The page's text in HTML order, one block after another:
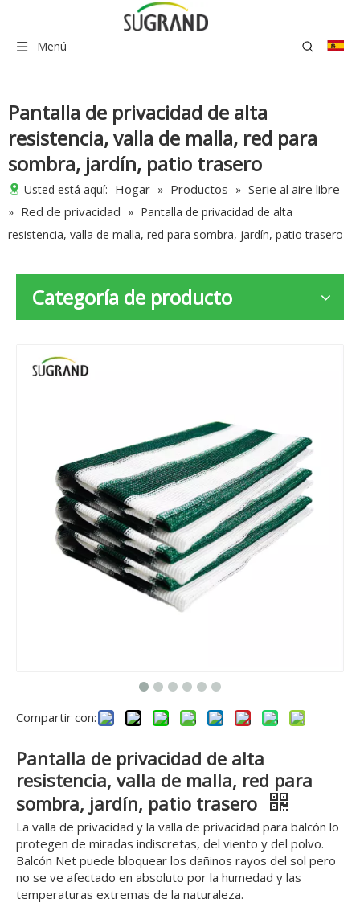
Menú
Pantalla de privacidad de alta
resistencia, valla de malla, red para
sombra, jardín, patio trasero
Usted está aquí: Hogar » Productos » Serie al aire libre
» Red de privacidad » Pantalla de privacidad de alta
resistencia, valla de malla, red para sombra, jardín, patio trasero
Categoría de producto
Compartir con:
Pantalla de privacidad de alta
resistencia, valla de malla, red para
sombra, jardín, patio trasero
La valla de privacidad y la valla de privacidad para balcón lo
protegen de miradas indiscretas, del viento y del polvo.
Balcón Net puede bloquear los dañinos rayos del sol pero
no se ve afectado en absoluto por la humedad y las
temperaturas extremas de la naturaleza.